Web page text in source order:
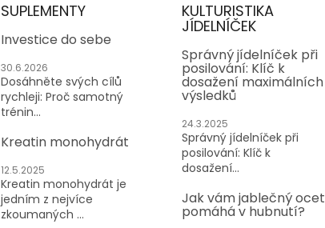
SUPLEMENTY
Investice do sebe
30.6.2026
Dosáhněte svých cílů
rychleji: Proč samotný
trénin...
Kreatin monohydrát
12.5.2025
Kreatin monohydrát je
jedním z nejvíce
zkoumaných ...
KULTURISTIKA
JÍDELNÍČEK
Správný jídelníček při
posilování: Klíč k
dosažení maximálních
výsledků
24.3.2025
Správný jídelníček při
posilování: Klíč k
dosažení...
Jak vám jablečný ocet
pomáhá v hubnutí?